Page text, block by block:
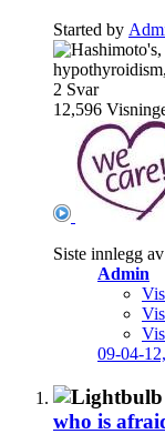
Started by
2 Svar
12,596
Siste innlegg av
Admin
09-04-12,
who is